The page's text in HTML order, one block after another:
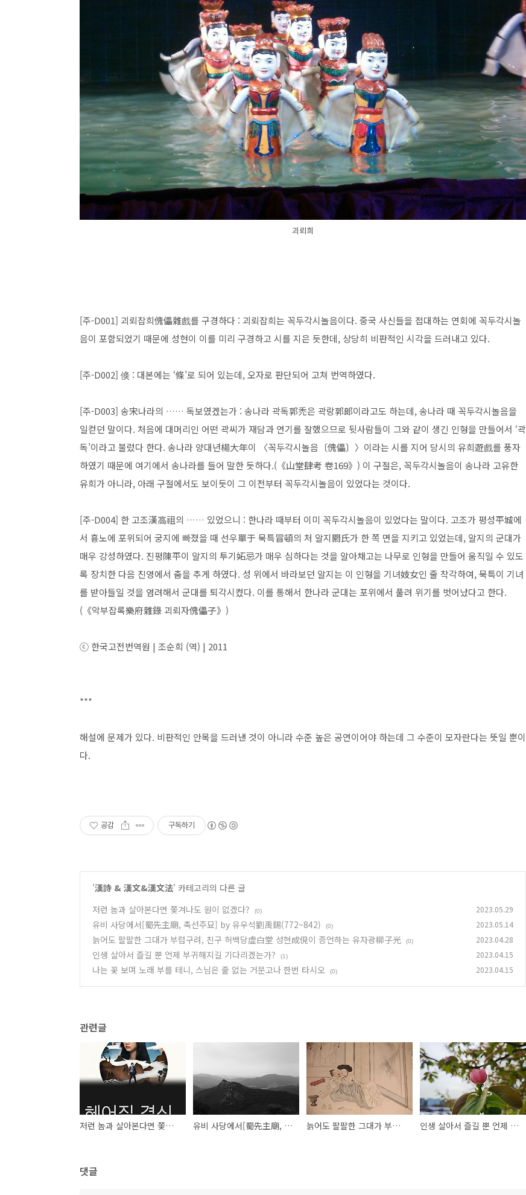
괴뢰희
[주-D001] 괴뢰잡희傀儡雜戲를 구경하다 : 괴뢰잡희는 꼭두각시놀음이다. 중국 사신들을 접대하는 연회에 꼭두각시놀
음이 포함되었기 때문에 성현이 이를 미리 구경하고 시를 지은 듯한데, 상당히 비판적인 시각을 드러내고 있다.
[주-D002] 倏 : 대본에는 ‘條’로 되어 있는데, 오자로 판단되어 고쳐 번역하였다.
[주-D003] 송宋나라의 …… 독보였겠는가 : 송나라 곽독郭禿은 곽랑郭郞이라고도 하는데, 송나라 때 꼭두각시놀음을
일컫던 말이다. 처음에 대머리인 어떤 곽씨가 재담과 연기를 잘했으므로 뒷사람들이 그와 같이 생긴 인형을 만들어서 ‘곽
독’이라고 불렀다 한다. 송나라 양대년楊大年이 〈꼭두각시놀음〔傀儡〕〉이라는 시를 지어 당시의 유희遊戲를 풍자
하였기 때문에 여기에서 송나라를 들어 말한 듯하다.(《山堂肆考 卷169》) 이 구절은, 꼭두각시놀음이 송나라 고유한
유희가 아니라, 아래 구절에서도 보이듯이 그 이전부터 꼭두각시놀음이 있었다는 것이다.
[주-D004] 한 고조漢高祖의 …… 있었으니 : 한나라 때부터 이미 꼭두각시놀음이 있었다는 말이다. 고조가 평성平城에
서 흉노에 포위되어 궁지에 빠졌을 때 선우單于 묵특冒頓의 처 알지閼氏가 한 쪽 면을 지키고 있었는데, 알지의 군대가
매우 강성하였다. 진평陳平이 알지의 투기妬忌가 매우 심하다는 것을 알아채고는 나무로 인형을 만들어 움직일 수 있도
록 장치한 다음 진영에서 춤을 추게 하였다. 성 위에서 바라보던 알지는 이 인형을 기녀妓女인 줄 착각하여, 묵특이 기녀
를 받아들일 것을 염려해서 군대를 퇴각시켰다. 이를 통해서 한나라 군대는 포위에서 풀려 위기를 벗어났다고 한다.
(《악부잡록樂府雜錄 괴뢰자傀儡子》)
ⓒ 한국고전번역원 | 조순희 (역) | 2011
***
해설에 문제가 있다. 비판적인 안목을 드러낸 것이 아니라 수준 높은 공연이어야 하는데 그 수준이 모자란다는 뜻일 뿐이
다.
공감 구독하기
'漢詩 & 漢文&漢文法' 카테고리의 다른 글
저런 놈과 살아본다면 쫓겨나도 원이 없겠다?
(0) 2023.05.29
유비 사당에서[蜀先主廟, 촉선주묘] by 유우석劉禹錫(772~842) (0) 2023.05.14
늙어도 팔팔한 그대가 부럽구려, 친구 허백당虛白堂 성현成俔이 증언하는 유자광柳子光 (0) 2023.04.28
인생 살아서 즐길 뿐 언제 부귀해지길 기다리겠는가? (1) 2023.04.15
나는 꽃 보며 노래 부를 테니, 스님은 줄 없는 거문고나 한번 타시오 (0) 2023.04.15
관련글
저런 놈과 살아본다면 쫓겨나도 원이 없겠다? 유비 사당에서[蜀先主廟, 촉선주묘] by 유우석劉禹錫(772~842) 늙어도 팔팔한 그대가 부럽구려, 친구 허백당虛白堂 성현成俔이 증언하는 유자광柳子光 인생 살아서 즐길 뿐 언제 부귀해지길 기다리겠는가?
댓글